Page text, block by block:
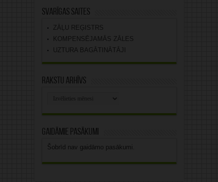
Svarīgas saites
ZĀĻU REĢISTRS
KOMPENSĒJAMĀS ZĀLES
UZTURA BAGĀTINĀTĀJI
Rakstu arhīvs
Gaidāmie pasākumi
Šobrīd nav gaidāmo pasākumi.